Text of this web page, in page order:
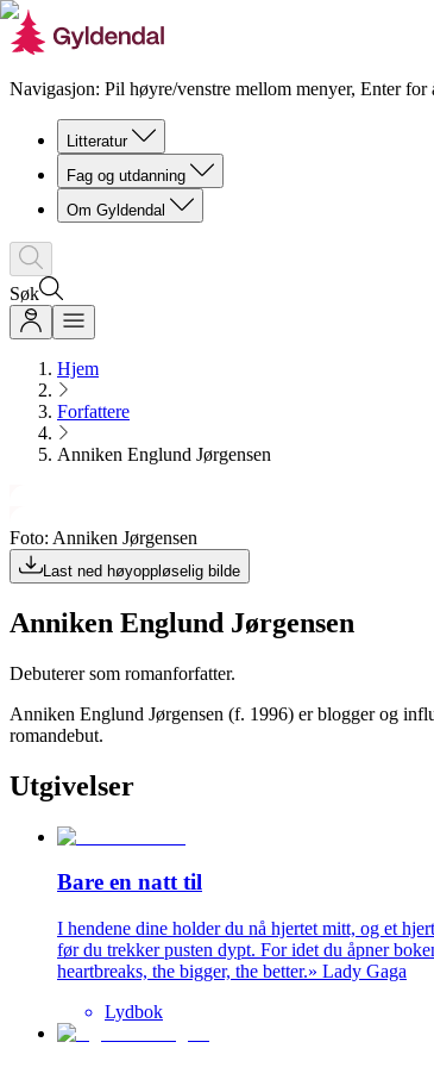
Navigasjon: Pil høyre/venstre mellom menyer, Enter for
Litteratur
Fag og utdanning
Om Gyldendal
Søk
Hjem
Forfattere
Anniken Englund Jørgensen
Foto: Anniken Jørgensen
Last ned høyoppløselig bilde
Anniken Englund Jørgensen
Debuterer som romanforfatter.
Anniken Englund Jørgensen (f. 1996) er blogger og
romandebut.
Utgivelser
Bare en natt til
I hendene dine holder du nå hjertet mitt, og et
før du trekker pusten dypt. For idet du åpner
heartbreaks, the bigger, the better.» Lady Gaga
Lydbok